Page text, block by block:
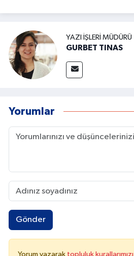
YAZI İŞLERI MÜDÜRÜ
GURBET TINAS
Yorumlar
Gönder
Yorum yazarak topluluk kurallarımızı